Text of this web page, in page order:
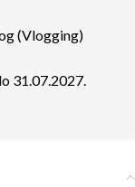
(Vlogging)
31.07.2027.